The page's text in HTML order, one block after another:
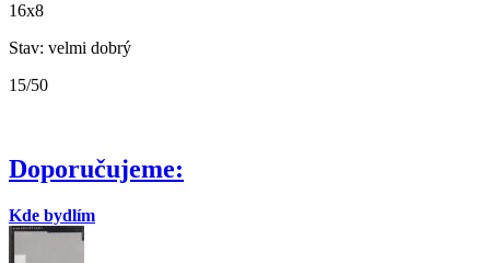
16x8
Stav: velmi dobrý
15/50
Doporučujeme:
Kde bydlím